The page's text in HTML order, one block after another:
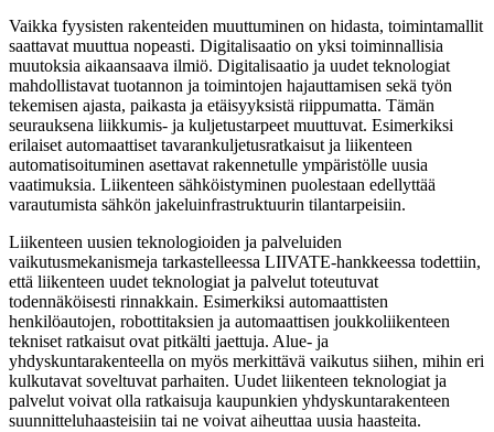
Vaikka fyysisten rakenteiden muuttuminen on hidasta, toimintamallit
saattavat muuttua nopeasti. Digitalisaatio on yksi toiminnallisia
muutoksia aikaansaava ilmiö. Digitalisaatio ja uudet teknologiat
mahdollistavat tuotannon ja toimintojen hajauttamisen sekä työn
tekemisen ajasta, paikasta ja etäisyyksistä riippumatta. Tämän
seurauksena liikkumis- ja kuljetustarpeet muuttuvat. Esimerkiksi
erilaiset automaattiset tavarankuljetusratkaisut ja liikenteen
automatisoituminen asettavat rakennetulle ympäristölle uusia
vaatimuksia. Liikenteen sähköistyminen puolestaan edellyttää
varautumista sähkön jakeluinfrastruktuurin tilantarpeisiin.
Liikenteen uusien teknologioiden ja palveluiden
vaikutusmekanismeja tarkastelleessa LIIVATE-hankkeessa todettiin,
että liikenteen uudet teknologiat ja palvelut toteutuvat
todennäköisesti rinnakkain. Esimerkiksi automaattisten
henkilöautojen, robottitaksien ja automaattisen joukkoliikenteen
tekniset ratkaisut ovat pitkälti jaettuja. Alue- ja
yhdyskuntarakenteella on myös merkittävä vaikutus siihen, mihin eri
kulkutavat soveltuvat parhaiten. Uudet liikenteen teknologiat ja
palvelut voivat olla ratkaisuja kaupunkien yhdyskuntarakenteen
suunnitteluhaasteisiin tai ne voivat aiheuttaa uusia haasteita.